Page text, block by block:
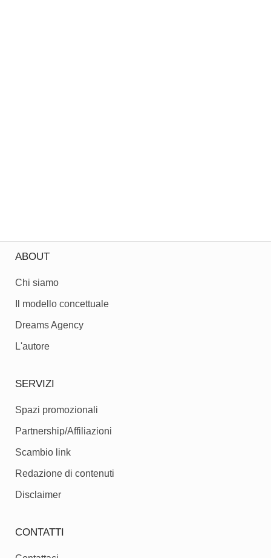
ABOUT
Chi siamo
Il modello concettuale
Dreams Agency
L'autore
SERVIZI
Spazi promozionali
Partnership/Affiliazioni
Scambio link
Redazione di contenuti
Disclaimer
CONTATTI